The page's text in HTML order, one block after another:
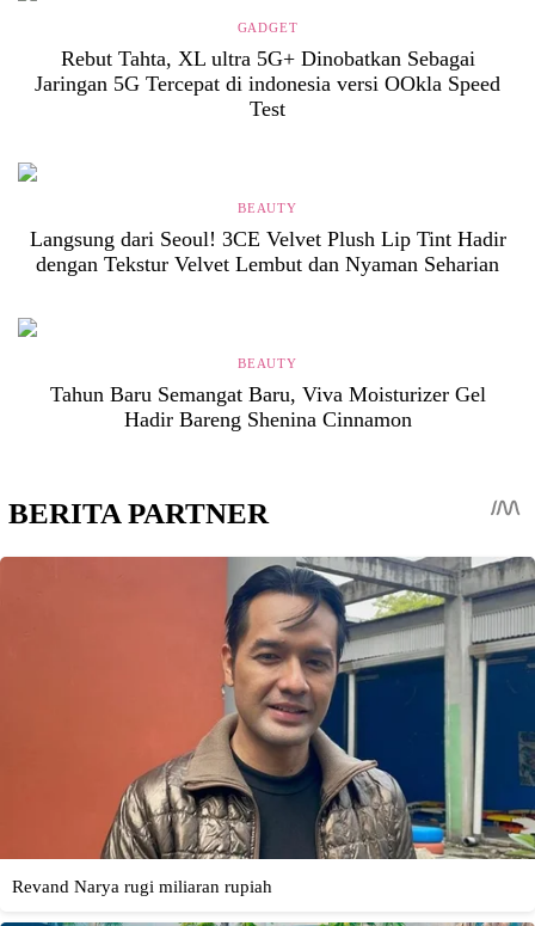
GADGET
Rebut Tahta, XL ultra 5G+ Dinobatkan Sebagai
Jaringan 5G Tercepat di indonesia versi OOkla Speed
Test
BEAUTY
Langsung dari Seoul! 3CE Velvet Plush Lip Tint Hadir
dengan Tekstur Velvet Lembut dan Nyaman Seharian
BEAUTY
Tahun Baru Semangat Baru, Viva Moisturizer Gel
Hadir Bareng Shenina Cinnamon